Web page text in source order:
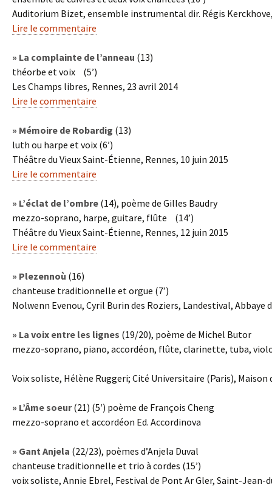
Auditorium Bizet, ensemble instrumental dir. Régis
Lire le commentaire
» La complainte de l’anneau (13)
théorbe et voix (5’)
Les Champs libres, Rennes, 23 avril 2014
Lire le commentaire
» Mémoire de Robardig (13)
luth ou harpe et voix (6′)
Théâtre du Vieux Saint-Étienne, Rennes, 10 juin 2015
Lire le commentaire
» L’éclat de l’ombre (14), poème de Gilles Baudry
mezzo-soprano, harpe, guitare, flûte (14’)
Théâtre du Vieux Saint-Étienne, Rennes, 12 juin 2015
Lire le commentaire
» Plezennoù (16)
chanteuse traditionnelle et orgue (7’)
Nolwenn Evenou, Cyril Burin des Roziers, Landestival, Abbaye
» La voix entre les lignes (19/20), poème de Michel Butor
mezzo-soprano, piano, accordéon, flûte, clarinette, tuba,
Voix soliste, Hélène Ruggeri; Cité Universitaire (Paris), Maison
» L’Âme soeur(21) (5′) poème de François Cheng
mezzo-soprano et accordéon Ed. Accordinova
» Gant Anjela (22/23), poèmes d’Anjela Duval
chanteuse traditionnelle et trio à cordes (15’)
voix soliste, Annie Ebrel, Festival de Pont Ar Gler, Saint-Jean-